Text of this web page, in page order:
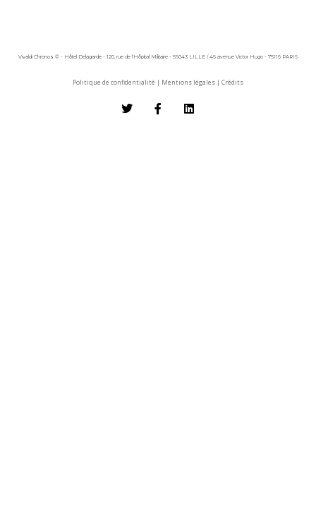
Vivaldi Chronos © - Hôtel Delagarde - 120, rue de l'Hôpital Militaire - 59043 LILLE / 45 avenue Victor Hugo - 75116 PARIS
Politique de confidentialité | Mentions légales | Crédits